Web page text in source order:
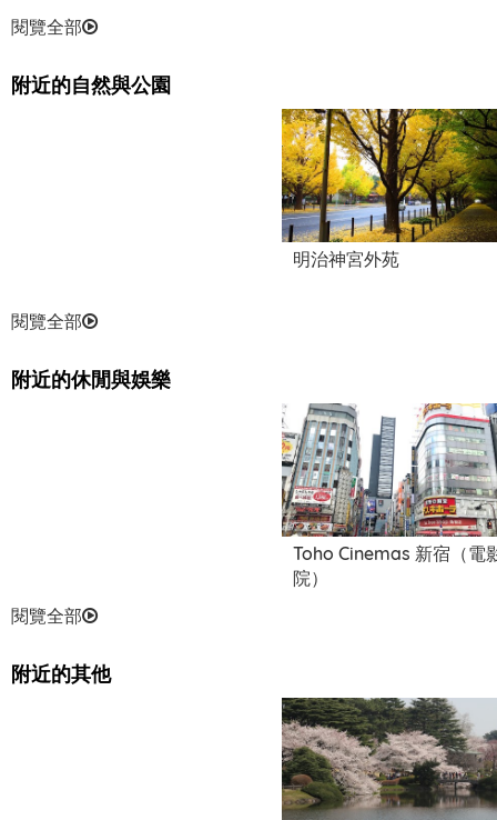
閱覽全部
附近的自然與公園
明治神宮外苑
閱覽全部
附近的休閒與娛樂
Toho Cinemas 新宿（電
院）
閱覽全部
附近的其他